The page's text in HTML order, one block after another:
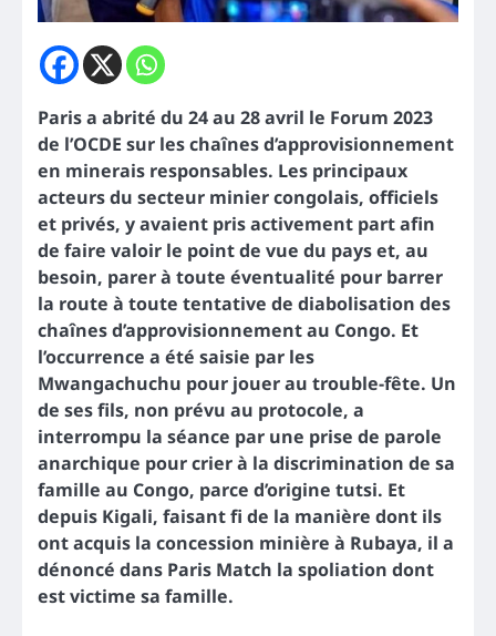
Paris a abrité du 24 au 28 avril le Forum 2023
de l’OCDE sur les chaînes d’approvisionnement
en minerais responsables. Les principaux
acteurs du secteur minier congolais, officiels
et privés, y avaient pris activement part afin
de faire valoir le point de vue du pays et, au
besoin, parer à toute éventualité pour barrer
la route à toute tentative de diabolisation des
chaînes d’approvisionnement au Congo. Et
l’occurrence a été saisie par les
Mwangachuchu pour jouer au trouble-fête. Un
de ses fils, non prévu au protocole, a
interrompu la séance par une prise de parole
anarchique pour crier à la discrimination de sa
famille au Congo, parce d’origine tutsi. Et
depuis Kigali, faisant fi de la manière dont ils
ont acquis la concession minière à Rubaya, il a
dénoncé dans Paris Match la spoliation dont
est victime sa famille.